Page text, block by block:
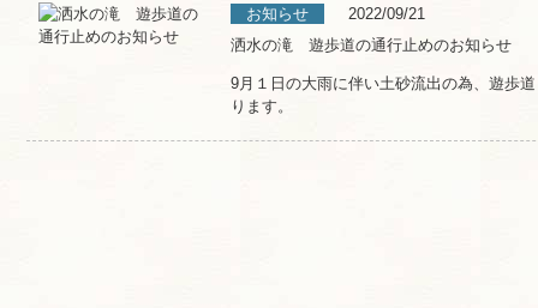
お知らせ
2022/09/21
洒水の滝 遊歩道の通行止めのお知らせ
9月１日の大雨に伴い土砂流出の為、遊歩
ります。